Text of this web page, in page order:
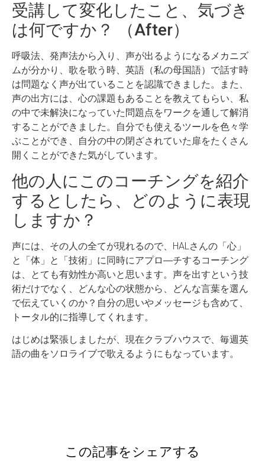
受講して変化したこと、気づき
は何ですか？ （After）
呼吸法、発声法から入り、声が出るようになるメカニズ
ムが分かり、歌を歌う時、英語（私の母国語）で話す時
は問題なく声が出ていることを認識できました。また、
声の出方には、心の課題もあることを教えてもらい、私
の中で未解決になっていた問題点をワークを通して解消
することができました。自分でも使えるツールを色々学
ぶことができ、自分の中の閉ざされていた扉をたくさん
開くことができた気がしています。
他の人にこのコーチングを紹介
するとしたら、どのように表現
しますか？
声には、その人の全てが現れるので、HALさんの「心」
と「体」と「技術」に同時にアプロ―チするコーチング
は、とても有効性か高いと思います。声を出すという技
術だけでなく、どんな心の状態から、どんな言葉を選ん
で伝えていくのか？自分の思いやメッセージも含めて、
トータル的に指導してくれます。
はじめは緊張しましたが、現在クラブハウスで、毎週英
語の曲をソロライブで歌えるようにもなっています。
この記事をシェアする